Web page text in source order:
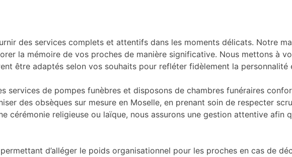
des services complets et attentifs dans les moments délicats. Notre
la mémoire de vos proches de manière significative. Nous mettons à
être adaptés selon vos souhaits pour refléter fidèlement la
services de pompes funèbres et disposons de chambres funéraires
des obsèques sur mesure en Moselle, en prenant soin de respecter
cérémonie religieuse ou laïque, nous assurons une gestion attentive afin
d’alléger le poids organisationnel pour les proches en cas de